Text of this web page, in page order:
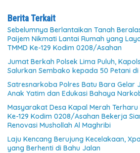
Berita Terkait
Sebelumnya Berlantaikan Tanah
Paijem Nikmati Lantai Rumah yang
TMMD Ke-129 Kodim 0208/Asahan
Jumat Berkah Polsek Lima Puluh,
Salurkan Sembako kepada 50 Petani
Satresnarkoba Polres Batu Bara Gelar
Anak Yatim dan Edukasi Bahaya
Masyarakat Desa Kapal Merah Terharu
Ke-129 Kodim 0208/Asahan Bekerja
Renovasi Mushollah Al Maghribi
Laju Kencang Berujung Kecelakaan,
yang Berhenti di Bahu Jalan